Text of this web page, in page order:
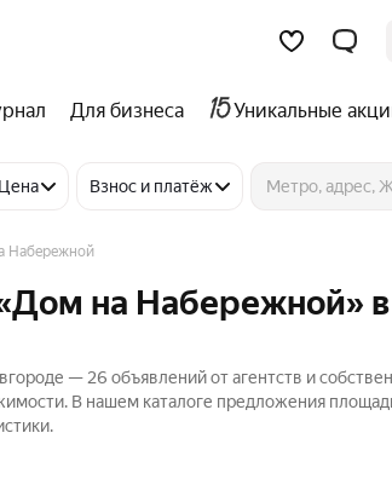
Для бизнеса Уникальные
Цена Взнос и платёж
Набережной
на Набережной» в
— 26 объявлений от агентств и
В нашем каталоге предложения